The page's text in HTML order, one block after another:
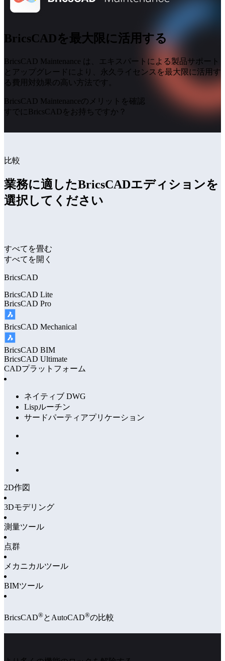
BricsCADを最大限に活用する
BricsCAD Maintenance は、エキスパートによる製品サポート
とアップグレードにより、永久ライセンスを最大限に活用す
る費用対効果の高い方法です。
BricsCAD Maintenanceのメリットを確認
すでにBricsCADをお持ちですか？
比較
業務に適したBricsCADエディションを
選択してください
すべてを畳む
すべてを開く
BricsCAD
BricsCAD Lite
BricsCAD Pro
BricsCAD Mechanical
BricsCAD BIM
BricsCAD Ultimate
CADプラットフォーム
ネイティブ DWG
Lispルーチン
サードパーティアプリケーション
2D作図
3Dモデリング
測量ツール
点群
メカニカルツール
BIMツール
BricsCAD®とAutoCAD®の比較